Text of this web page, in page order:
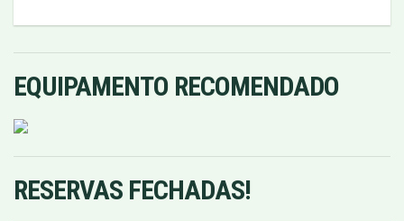
EQUIPAMENTO RECOMENDADO
RESERVAS FECHADAS!